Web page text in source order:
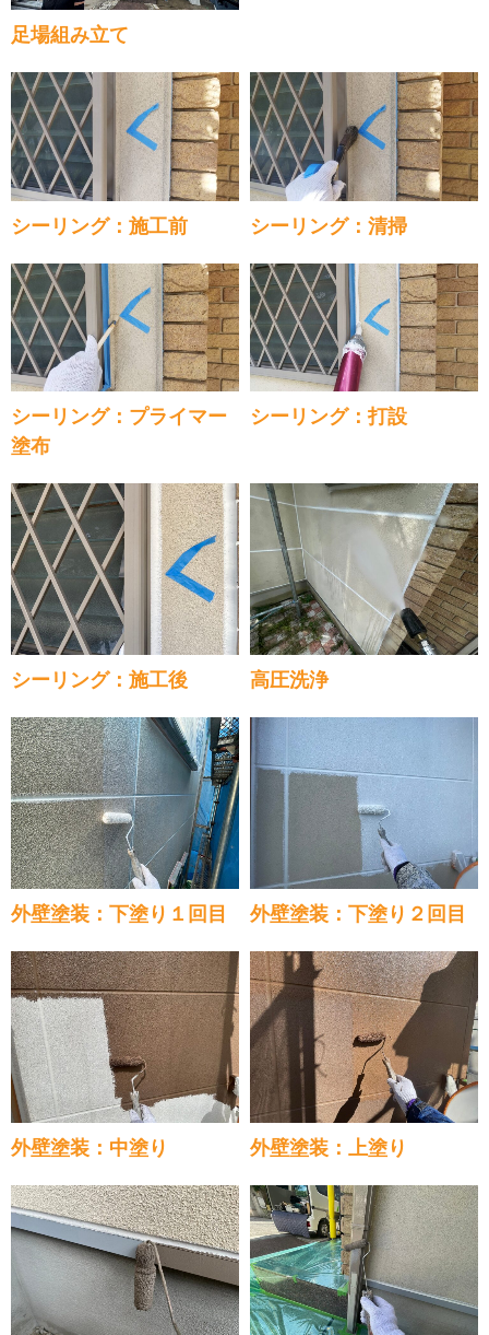
足場組み立て
シーリング：施工前 シーリング：清掃
シーリング：プライマー
塗布
シーリング：打設
シーリング：施工後 高圧洗浄
外壁塗装：下塗り１回目 外壁塗装：下塗り２回目
外壁塗装：中塗り 外壁塗装：上塗り